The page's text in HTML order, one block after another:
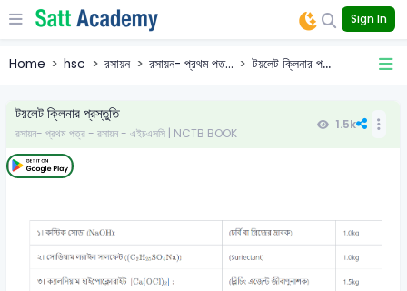
Sign In
Home hsc রসায়ন রসায়ন- প্রথম পত... টয়লেট ক্লিনার প...
টয়লেট ক্লিনার প্রস্তুতি
রসায়ন- প্রথম পত্র - রসায়ন - এইচএসসি | NCTB BOOK
1.5k